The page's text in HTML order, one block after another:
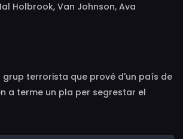
Holbrook, Van Johnson, Ava
Elizabeth Shepherd, Miguel
Michael J. Reynolds, Gary
Sully Boyar, Patrick Brymer,
grup terrorista que prové d'un país de
a terme un pla per segrestar el
Units, durant una visita diplomàtica